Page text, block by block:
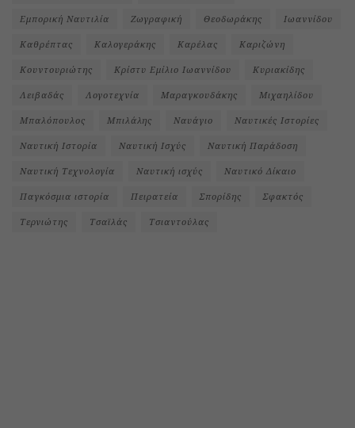
Εμπορική Ναυτιλία Ζωγραφική Θεοδωράκης Ιωαννίδου
Καθρέπτας Καλογεράκης Καρέλας Καριζώνη
Κουντουριώτης Κρίστυ Εμίλιο Ιωαννίδου Κυριακίδης
Λειβαδάς Λογοτεχνία Μαραγκουδάκης Μιχαηλίδου
Μπαλόπουλος Μπιλάλης Ναυάγιο Ναυτικές Ιστορίες
Ναυτική Ιστορία Ναυτική Ισχύς Ναυτική Παράδοση
Ναυτική Τεχνολογία Ναυτική ισχύς Ναυτικό Δίκαιο
Παγκόσμια ιστορία Πειρατεία Σπορίδης Σφακτός
Τερνιώτης Τσαϊλάς Τσιαντούλας